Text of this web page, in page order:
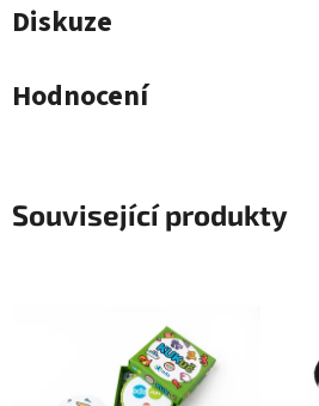
Diskuze
Hodnocení
Související produkty